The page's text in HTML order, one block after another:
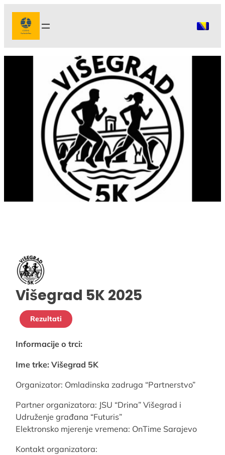
Idi
sadržaj
Višegrad 5K 2025
Rezultati
Informacije o trci:
Ime trke: Višegrad 5K
Organizator: Omladinska zadruga “Partnerstvo”
Partner organizatora: JSU “Drina” Višegrad i
Udruženje građana “Futuris”
Elektronsko mjerenje vremena: OnTime Sarajevo
Kontakt organizatora: